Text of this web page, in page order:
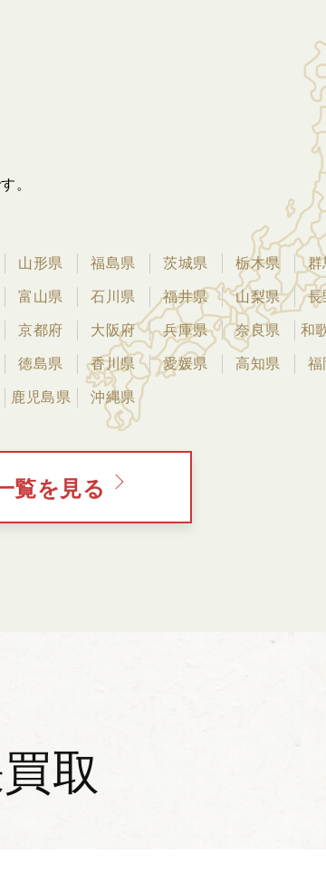
。
山形県 福島県 茨城県 栃木県 群
富山県 石川県 福井県 山梨県 長
京都府 大阪府 兵庫県 奈良県 和
徳島県 香川県 愛媛県 高知県 福
鹿児島県 沖縄県
覧を見る
取